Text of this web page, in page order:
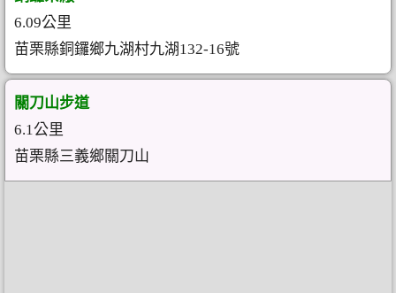
6.09公里
苗栗縣銅鑼鄉九湖村九湖132-16號
關刀山步道
6.1公里
苗栗縣三義鄉關刀山